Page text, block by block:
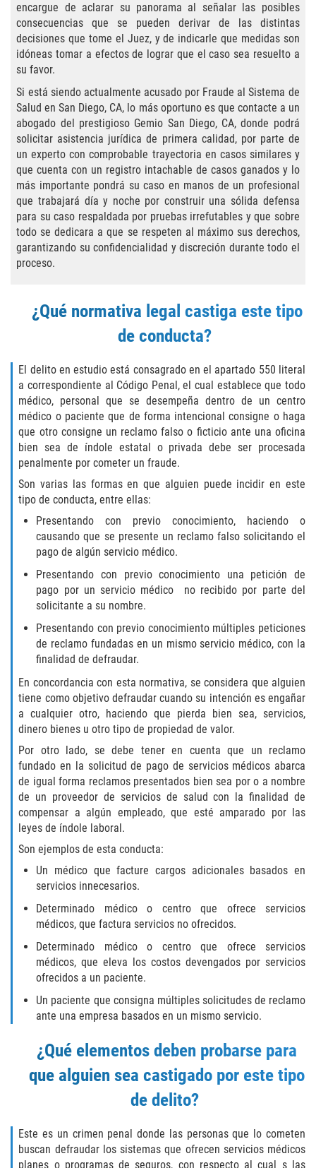
Violación de la Libertad Condicional
Chocar y Huir
Aumento de Pena por Armas de
Fuego
Armas Prohibidas
Descarga Negligente de un Arma de
Fuego
Portar un Arma Oculta
Delitos De Drogas
El Programa de Desviación Previo al
Leyes sobre Marihuana en California
Posesión de Marihuana
Posesión de Marihuana para la Venta
Posesión De Parafernalia De Drogas
Posesión de Sustancias Controladas
Controlada Para La Venta
Proposición 36
Transporte De Sustancias
Controladas Para La Venta
Delitos de Conducción
Conducir con una licencia suspendida
Evadir a un Oficial de Policía
Homicidio Vehicular
Robo de Auto
Delitos Contra La Propiedad
Dañar Lineas Telefonicas, Electricas o
Invasión Agravada de Propiedad
Ajena
Invasión de Propiedad Ajena
Vandalismo
Delitos de Cuello Blanco
Públicos
Falsificación
encargue de aclarar su panorama al señalar las posibles
consecuencias que se pueden derivar de las distintas
decisiones que tome el Juez, y de indicarle que medidas son
idóneas tomar a efectos de lograr que el caso sea resuelto a
su favor.
Si está siendo actualmente acusado por Fraude al Sistema de
Salud en San Diego, CA, lo más oportuno es que contacte a un
abogado del prestigioso Gemio San Diego, CA, donde podrá
solicitar asistencia jurídica de primera calidad, por parte de
un experto con comprobable trayectoria en casos similares y
que cuenta con un registro intachable de casos ganados y lo
más importante pondrá su caso en manos de un profesional
que trabajará día y noche por construir una sólida defensa
para su caso respaldada por pruebas irrefutables y que sobre
todo se dedicara a que se respeten al máximo sus derechos,
garantizando su confidencialidad y discreción durante todo el
proceso.
¿Qué normativa legal castiga este tipo
de conducta?
El delito en estudio está consagrado en el apartado 550 literal
a correspondiente al Código Penal, el cual establece que todo
médico, personal que se desempeña dentro de un centro
médico o paciente que de forma intencional consigne o haga
que otro consigne un reclamo falso o ficticio ante una oficina
bien sea de índole estatal o privada debe ser procesada
penalmente por cometer un fraude.
Son varias las formas en que alguien puede incidir en este
tipo de conducta, entre ellas:
Presentando con previo conocimiento, haciendo o
causando que se presente un reclamo falso solicitando el
pago de algún servicio médico.
Presentando con previo conocimiento una petición de
pago por un servicio médico no recibido por parte del
solicitante a su nombre.
Presentando con previo conocimiento múltiples peticiones
de reclamo fundadas en un mismo servicio médico, con la
finalidad de defraudar.
En concordancia con esta normativa, se considera que alguien
tiene como objetivo defraudar cuando su intención es engañar
a cualquier otro, haciendo que pierda bien sea, servicios,
dinero bienes u otro tipo de propiedad de valor.
Por otro lado, se debe tener en cuenta que un reclamo
fundado en la solicitud de pago de servicios médicos abarca
de igual forma reclamos presentados bien sea por o a nombre
de un proveedor de servicios de salud con la finalidad de
compensar a algún empleado, que esté amparado por las
leyes de índole laboral.
Son ejemplos de esta conducta:
Un médico que facture cargos adicionales basados en
servicios innecesarios.
Determinado médico o centro que ofrece servicios
médicos, que factura servicios no ofrecidos.
Determinado médico o centro que ofrece servicios
médicos, que eleva los costos devengados por servicios
ofrecidos a un paciente.
Un paciente que consigna múltiples solicitudes de reclamo
ante una empresa basados en un mismo servicio.
¿Qué elementos deben probarse para
que alguien sea castigado por este tipo
de delito?
Este es un crimen penal donde las personas que lo cometen
buscan defraudar los sistemas que ofrecen servicios médicos
planes o programas de seguros, con respecto al cual s las